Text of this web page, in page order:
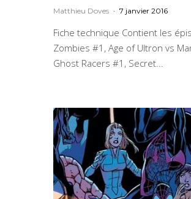
Matthieu Doves · 7 janvier 2016
Fiche technique Contient les
Zombies #1, Age of Ultron vs
Ghost Racers #1, Secret...